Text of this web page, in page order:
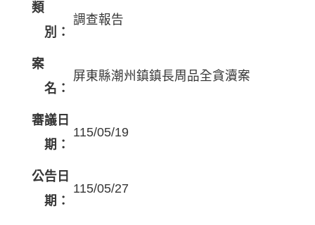
類
別：
調查報告
案
名：
屏東縣潮州鎮鎮長周品全貪瀆案
審議日
期：
115/05/19
公告日
期：
115/05/27